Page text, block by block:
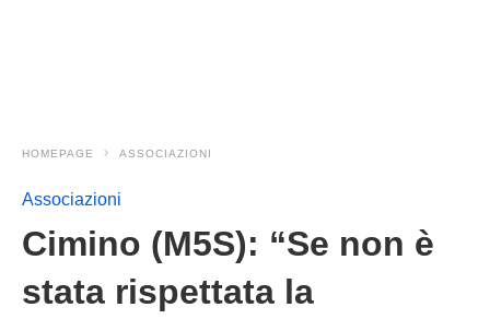
HOMEPAGE ASSOCIAZIONI
Associazioni
Cimino (M5S): “Se non è
stata rispettata la